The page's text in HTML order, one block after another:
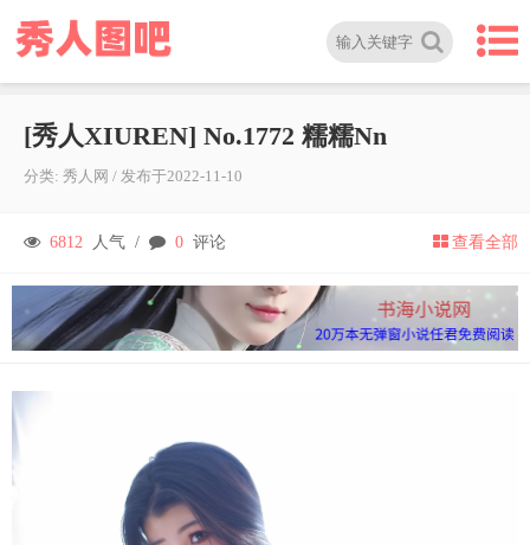
[秀人XIUREN] No.1772 糯糯Nn
分类: 秀人网 / 发布于2022-11-10
6812 人气 / 0 评论 查看全部